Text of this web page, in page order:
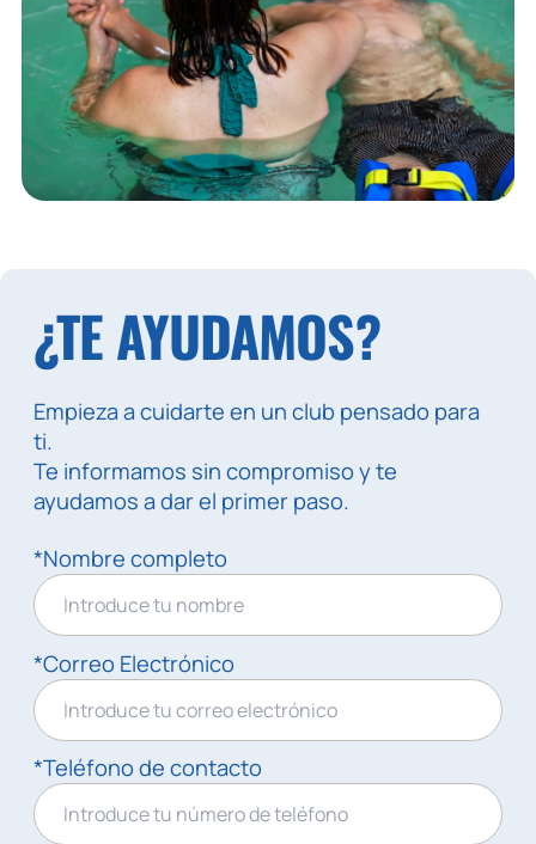
¿TE AYUDAMOS?
Empieza a cuidarte en un club pensado para
ti.
Te informamos sin compromiso y te
ayudamos a dar el primer paso.
*Nombre completo
*Correo Electrónico
*Teléfono de contacto